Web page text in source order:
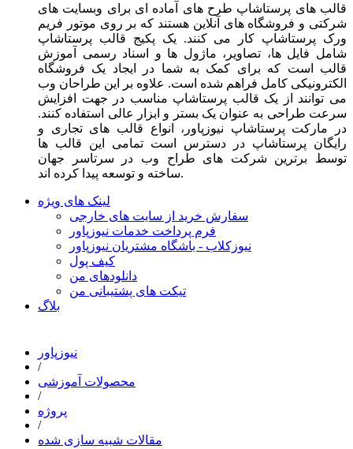
قالب های پرستاشاپ طرح های آماده ای برای وبسایت های
شرکتی و فروشگاه های آنلاین هستند که بر روی موتور فریم
ورک پرستاشاپ کار می کنند. یک پکیج قالب پرستاشاپ
شامل فایل ها، تصاویر، ماژول ها و اسناد رسمی آموزش
قالب است که برای کمک به شما در ایجاد یک فروشگاه
الکترونیکی کامل فراهم شده است. علاوه بر این طراحان وب
می توانند از یک قالب پرستاشاپ مناسب در جهت افزایش
سرعت طراحی به عنوان یک بستر و ابزار عالی استفاده کنند.
در مارکت پرستاشاپ نیوزپاور، انواع قالب های تجاری و
رایگان پرستاشاپ در دسترس است تمامی این قالب ها
توسط برترین شرکت های طراح وب در سرتاسر جهان
ساخته و توسعه پیدا کرده اند.
لینک های ویژه
سفارش خرید از سایت های خارجی
فرم پرداخت خدمات نیوزپاور
نیوزکلاب - باشگاه مشتریان نیوزپاور
کیف پول
دانلودهای من
تیکت های پشتیبانی من
بلاگ
نیوزپاور
/
محصولات آموزشی
/
پروژه
/
مقالات شبیه سازی شده